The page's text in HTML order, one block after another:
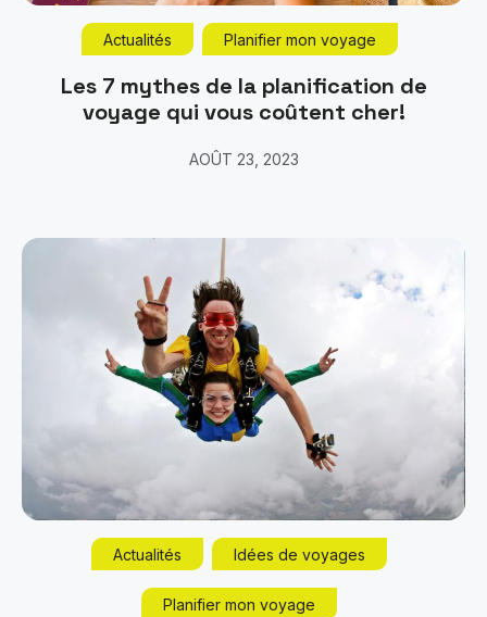
Actualités Planifier mon voyage
Les 7 mythes de la planification de
voyage qui vous coûtent cher!
AOÛT 23, 2023
Actualités Idées de voyages
Planifier mon voyage